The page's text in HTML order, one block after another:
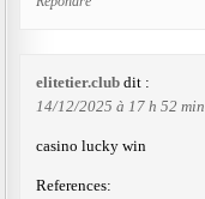
elitetier.club dit :
14/12/2025 à 17 h 52 min
casino lucky win
References: